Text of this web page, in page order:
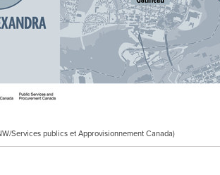
Services publics et Approvisionnement Canada)